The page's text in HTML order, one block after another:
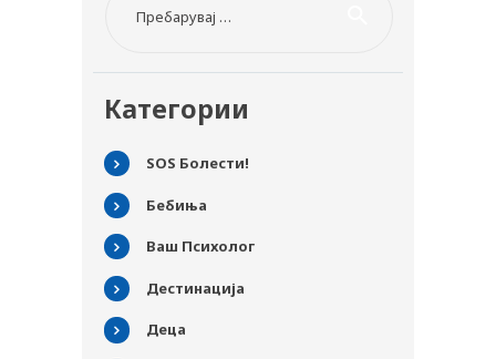
Категории
SOS Болести!
Бебиња
Ваш Психолог
Дестинација
Деца